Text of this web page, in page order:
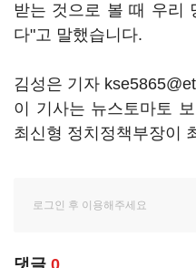
받는 것으로 볼 때 우리
다"고 말했습니다.
김성은 기자
이 기사는 뉴스토마토
최신형 정치정책부장이
댓글 0